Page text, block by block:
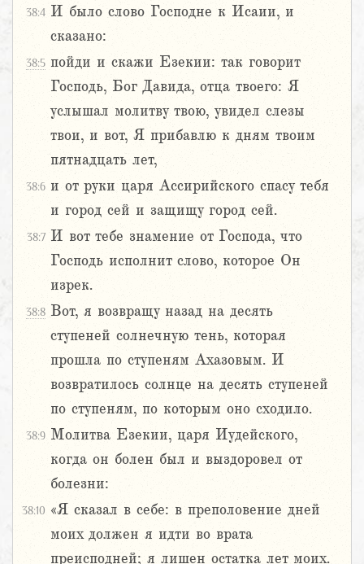
38:4 И было слово Господне к Исаии, и
сказано:
38:5 пойди и скажи Езекии: так говорит
Господь, Бог Давида, отца твоего: Я
услышал молитву твою, увидел слезы
твои, и вот, Я прибавлю к дням твоим
пятнадцать лет,
38:6 и от руки царя Ассирийского спасу тебя
и город сей и защищу город сей.
38:7 И вот тебе знамение от Господа, что
Господь исполнит слово, которое Он
изрек.
38:8 Вот, я возвращу назад на десять
ступеней солнечную тень, которая
прошла по ступеням Ахазовым. И
возвратилось солнце на десять ступеней
по ступеням, по которым оно сходило.
38:9 Молитва Езекии, царя Иудейского,
когда он болен был и выздоровел от
болезни:
38:10 «Я сказал в себе: в преполовение дней
моих должен я идти во врата
преисподней; я лишен остатка лет моих.